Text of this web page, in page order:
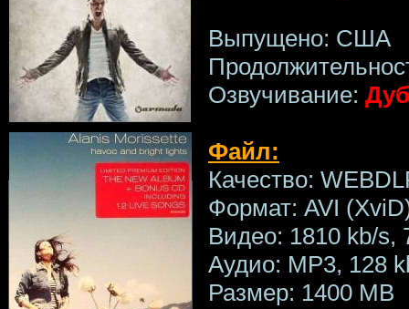
Выпущено: США
Озвучивание:
Файл:
Качество:
Формат: AVI
Видео: 1810 kb/s,
Аудио: MP3, 128
Размер: 1400 MB